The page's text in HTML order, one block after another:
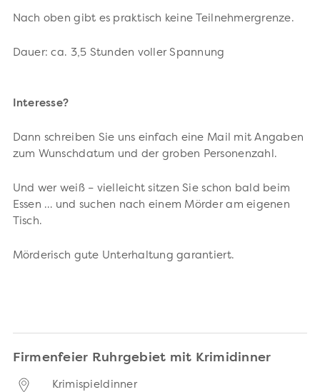
Nach oben gibt es praktisch keine Teilnehmergrenze.
Dauer: ca. 3,5 Stunden voller Spannung
Interesse?
Dann schreiben Sie uns einfach eine Mail mit Angaben
zum Wunschdatum und der groben Personenzahl.
Und wer weiß – vielleicht sitzen Sie schon bald beim
Essen … und suchen nach einem Mörder am eigenen
Tisch.
Mörderisch gute Unterhaltung garantiert.
Firmenfeier Ruhrgebiet mit Krimidinner
Krimispieldinner